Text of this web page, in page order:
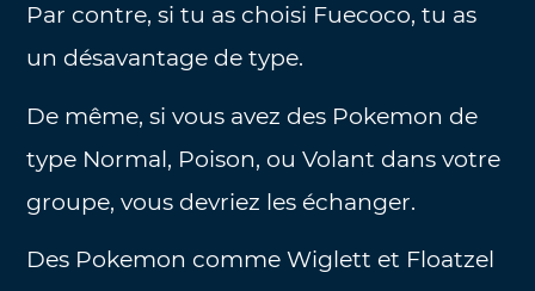
Par contre, si tu as choisi Fuecoco, tu as
un désavantage de type.
De même, si vous avez des Pokemon de
type Normal, Poison, ou Volant dans votre
groupe, vous devriez les échanger.
Des Pokemon comme Wiglett et Floatzel